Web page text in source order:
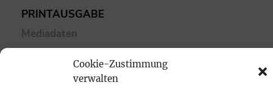
Cookie-Zustimmung
verwalten
PRINTAUSGABE
Mediadaten
PROKOMPAKT